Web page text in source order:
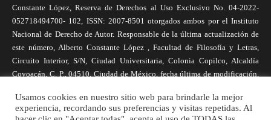
Constante López, Reserva de Derechos al Uso Exclusivo No. 04-2022-
052718494700- 102, ISSN: 2007-8501 otorgados ambos por el Instituto
Nacional de Derecho de Autor. Responsable de la última actualización de
este número, Alberto Constante López , Facultad de Filosofía y Letras,
Circuito Interior, S/N, Ciudad Universitaria, Colonia Copilco, Alcaldía
Coyoacán, C. P., 04510, Ciudad de México, fecha última de modificación,
necesariamente reflejan la postura de la revista, ni de Universidad Nacional
Autónoma de México. Los autores son responsables de los contenidos de
Usamos cookies en nuestro sitio web para brindarle la mejor
experiencia, recordando sus preferencias y visitas repetidas. Al